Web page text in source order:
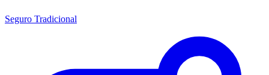
Seguro Tradicional